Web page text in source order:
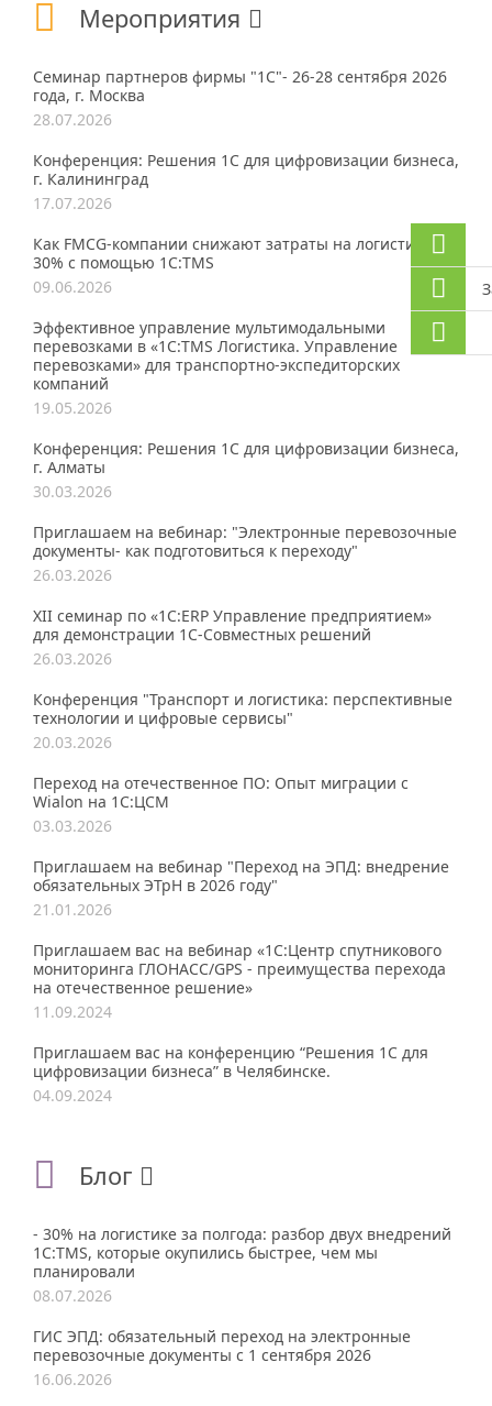
Мероприятия
Семинар партнеров фирмы "1С"- 26-28 сентября 2026
года, г. Москва
28.07.2026
Конференция: Решения 1С для цифровизации бизнеса,
г. Калининград
17.07.2026
Как FMCG-компании снижают затраты на логистику до
30% с помощью 1С:TMS
09.06.2026
Эффективное управление мультимодальными
перевозками в «1С:TMS Логистика. Управление
перевозками» для транспортно-экспедиторских
компаний
19.05.2026
Конференция: Решения 1С для цифровизации бизнеса,
г. Алматы
30.03.2026
Приглашаем на вебинар: "Электронные перевозочные
документы- как подготовиться к переходу"
26.03.2026
XII семинар по «1С:ERP Управление предприятием»
для демонстрации 1C-Совместных решений
26.03.2026
Конференция "Транспорт и логистика: перспективные
технологии и цифровые сервисы"
20.03.2026
Переход на отечественное ПО: Опыт миграции с
Wialon на 1С:ЦСМ
03.03.2026
Приглашаем на вебинар "Переход на ЭПД: внедрение
обязательных ЭТрН в 2026 году"
21.01.2026
Приглашаем вас на вебинар «1С:Центр спутникового
мониторинга ГЛОНАСС/GPS - преимущества перехода
на отечественное решение»
11.09.2024
Приглашаем вас на конференцию “Решения 1С для
цифровизации бизнеса” в Челябинске.
04.09.2024
Блог
- 30% на логистике за полгода: разбор двух внедрений
1С:TMS, которые окупились быстрее, чем мы
планировали
08.07.2026
ГИС ЭПД: обязательный переход на электронные
перевозочные документы с 1 сентября 2026
16.06.2026